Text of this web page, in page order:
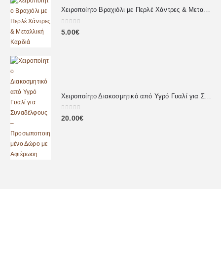
Χειροποίητο Βραχιόλι με Περλέ Χάντρες & Μεταλλική Καρδιά
0 out of 5
5.00€
0out of 5
20.00€